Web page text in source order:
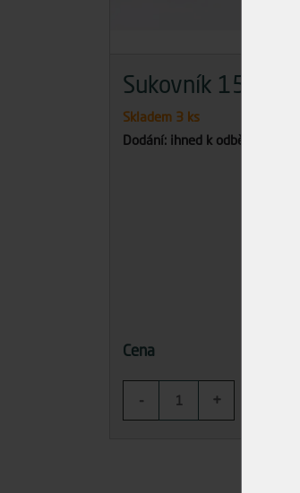
Sukovník 15mm
Skladem 3 ks
Dodání: ihned k odběru
Cena
- +